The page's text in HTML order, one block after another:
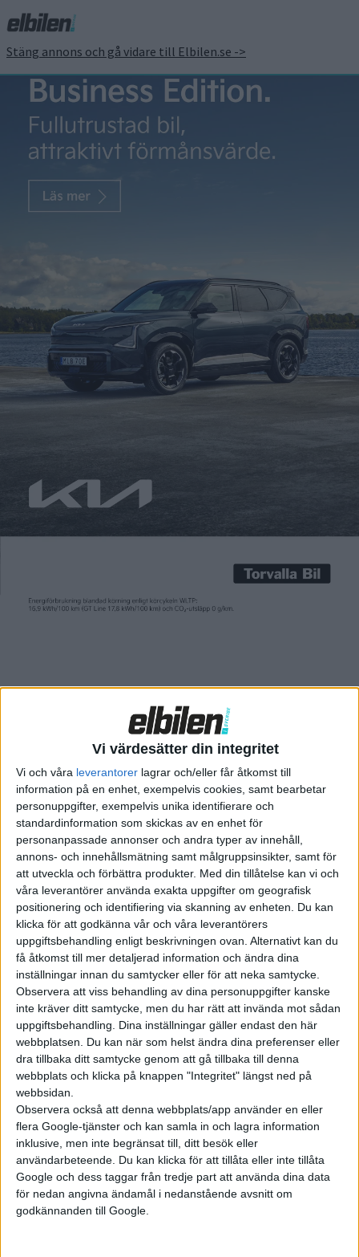
Vi värdesätter din integritet
Vi och våra leverantorer lagrar och/eller får åtkomst till
information på en enhet, exempelvis cookies, samt bearbetar
personuppgifter, exempelvis unika identifierare och
standardinformation som skickas av en enhet för
personanpassade annonser och andra typer av innehåll,
annons- och innehållsmätning samt målgruppsinsikter, samt för
att utveckla och förbättra produkter. Med din tillåtelse kan vi och
våra leverantörer använda exakta uppgifter om geografisk
positionering och identifiering via skanning av enheten. Du kan
klicka för att godkänna vår och våra leverantörers
uppgiftsbehandling enligt beskrivningen ovan. Alternativt kan du
få åtkomst till mer detaljerad information och ändra dina
inställningar innan du samtycker eller för att neka samtycke.
Observera att viss behandling av dina personuppgifter kanske
inte kräver ditt samtycke, men du har rätt att invända mot sådan
uppgiftsbehandling. Dina inställningar gäller endast den här
webbplatsen. Du kan när som helst ändra dina preferenser eller
dra tillbaka ditt samtycke genom att gå tillbaka till denna
webbplats och klicka på knappen "Integritet" längst ned på
webbsidan.
Observera också att denna webbplats/app använder en eller
flera Google-tjänster och kan samla in och lagra information
inklusive, men inte begränsat till, ditt besök eller
användarbeteende. Du kan klicka för att tillåta eller inte tillåta
Google och dess taggar från tredje part att använda dina data
för nedan angivna ändamål i nedanstående avsnitt om
godkännanden till Google.
Stäng annons och gå vidare till Elbilen.se ->
Toyota ska tävla med
vätgasdriven
förbränningsmotor
Carl Undéhn
för den japanska tillverkaren. Så viktig att de nu tar
utvecklingen ett steg längre och visar upp en vätgasmotor.
Även om Toyota nyligen presenterade ett koncept på den
Genom att modifiera en vanlig förbränningsmotor visar
Toyota att det är möjligt att köra den direkt på komprimerad
vätgas.
Det handlar om en trecylindrig turbomatad motor på 1 618 cc
som Toyota nu har installerat i en tävlingsbil baserad på
Corolla Sport. För att demonstrera tekniken med
vätgasmotorn ska bilen delta i tävlingsserien Super Taikyu
som börjar i Japan i maj.
I vanliga fall används vätgas med en bränslecell där vätgasen
omvandlas till elektricitet när det reagerar med syre. Genom
det drivs sedan en elmotor för att på så sätt kunna köra till
exempel Toyotas vätgasbil Mirai.
Med den nya tekniken hoppar de över steget med en
bränslecell och driver istället motorn med komprimerade
vätgas istället för bensin. Enligt Toyota ska det även ge bättre
prestanda än när motorn går på bensin och samtidigt behålla
”körglädjen, inklusive ljud och vibrationer”.
Till skillnad från Mirai, som endast släpper ut vattenånga,
uppstår det däremot vissa utsläpp från förbränning av oljan i
motorn även när den körs på komprimerad vätgas.
Toyota säger att de ska fortsätta utveckla tekniken som kan
komma att användas i framtida modeller.